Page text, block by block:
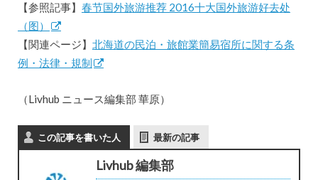
【参照記事】 春节国外旅游推荐 2016十大国外旅游好去处
（图）
【関連ページ】 北海道の民泊・旅館業簡易宿所に関する条
例・法律・規制
（Livhub ニュース編集部 華原）
この記事を書いた人 最新の記事
Livhub 編集部